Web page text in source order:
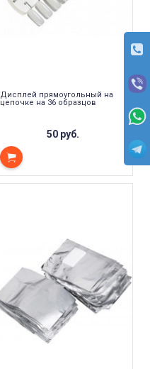
Дисплей прямоугольный на
цепочке на 36 образцов
50 руб.